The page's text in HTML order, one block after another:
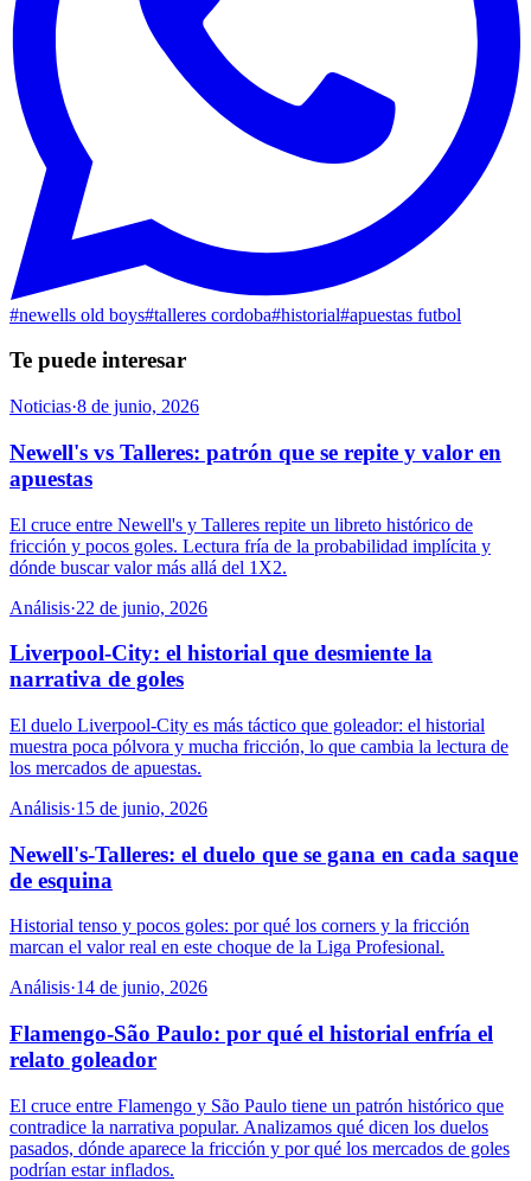
#newells old boys#talleres cordoba#historial#apuestas futbol
Te puede interesar
Noticias·8 de junio, 2026
Newell's vs Talleres: patrón que se repite y valor en
apuestas
El cruce entre Newell's y Talleres repite un libreto histórico de
fricción y pocos goles. Lectura fría de la probabilidad implícita y
dónde buscar valor más allá del 1X2.
Análisis·22 de junio, 2026
Liverpool-City: el historial que desmiente la
narrativa de goles
El duelo Liverpool-City es más táctico que goleador: el historial
muestra poca pólvora y mucha fricción, lo que cambia la lectura de
los mercados de apuestas.
Análisis·15 de junio, 2026
Newell's-Talleres: el duelo que se gana en cada saque
de esquina
Historial tenso y pocos goles: por qué los corners y la fricción
marcan el valor real en este choque de la Liga Profesional.
Análisis·14 de junio, 2026
Flamengo-São Paulo: por qué el historial enfría el
relato goleador
El cruce entre Flamengo y São Paulo tiene un patrón histórico que
contradice la narrativa popular. Analizamos qué dicen los duelos
pasados, dónde aparece la fricción y por qué los mercados de goles
podrían estar inflados.